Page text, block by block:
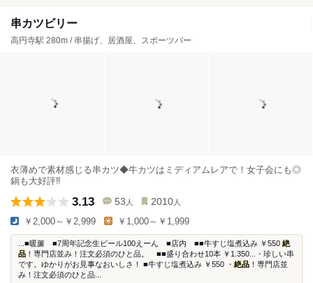
串カツビリー
高円寺駅 280m / 串揚げ、居酒屋、スポーツバー
衣薄めで素材感じる串カツ◆牛カツはミディアムレアで！女子会にも◎
鍋も大好評‼︎
3.13 53 人 2010 人
￥2,000～￥2,999 ￥1,000～￥1,999
...■暖簾 ■7周年記念生ビール100えーん ■店内 ■■牛すじ塩煮込み ￥550 絶
品 ！専門店並み！注文必須のひと品。 ■■盛り合わせ10本 ￥1.350...・珍しい串
です。ゆかりがお見事なおいしさ！ ■牛すじ塩煮込み ￥550 ・ 絶品 ！専門店並
み！注文必須のひと品...